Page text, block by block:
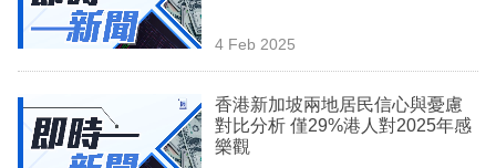
理
業
4 Feb 2025
香港新加坡兩地居民信心與憂慮
對比分析 僅29%港人對2025年感
樂觀